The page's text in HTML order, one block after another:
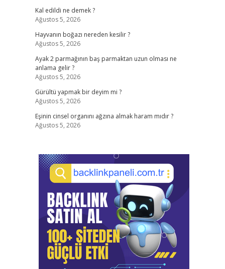
Kal edildi ne demek ?
Ağustos 5, 2026
Hayvanın boğazı nereden kesilir ?
Ağustos 5, 2026
Ayak 2 parmağının baş parmaktan uzun olması ne
anlama gelir ?
Ağustos 5, 2026
Gürültü yapmak bir deyim mi ?
Ağustos 5, 2026
Eşinin cinsel organını ağzına almak haram mıdır ?
Ağustos 5, 2026